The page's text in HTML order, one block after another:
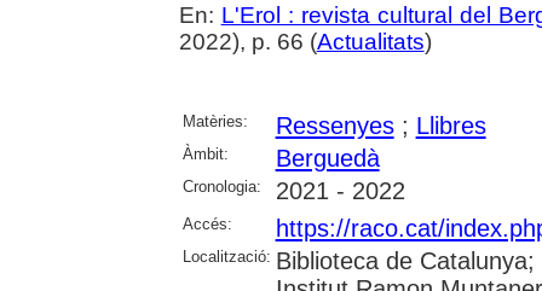
En: L'Erol : revista cultural del
2022), p. 66 (Actualitats)
Matèries: Ressenyes; Llibres
Àmbit: Berguedà
Cronologia: 2021 - 2022
Accés: https://raco.cat/
Localització: Biblioteca de